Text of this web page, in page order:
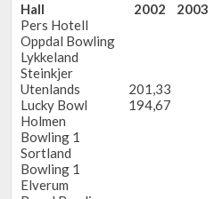
Hall 2002 2003
Pers Hotell
Oppdal Bowling
Lykkeland
Steinkjer
Utenlands
201,33
Lucky Bowl
Holmen
194,67
Bowling 1
Sortland
Bowling 1
Elverum